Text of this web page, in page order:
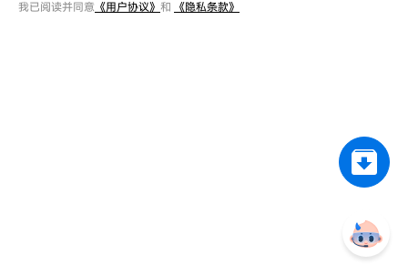
我已阅读并同意 《用户协议》 和 《隐私条款》